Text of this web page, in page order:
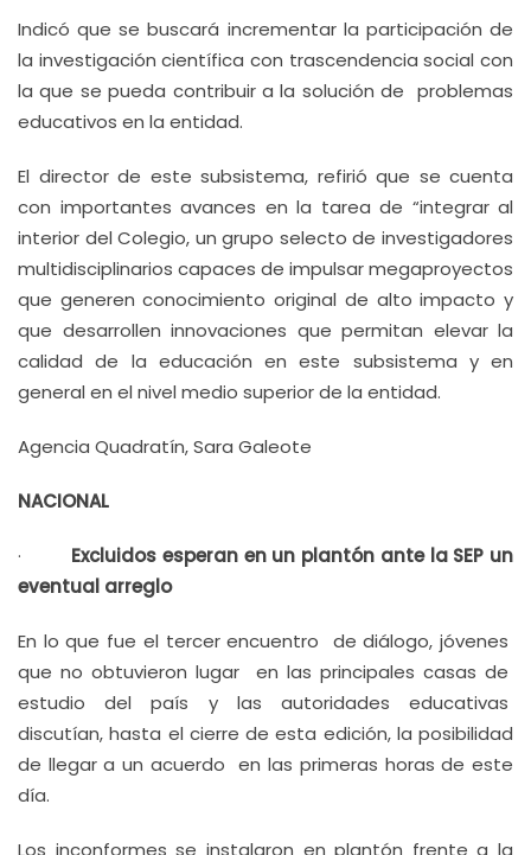
Indicó que se buscará incrementar la participación de
la investigación científica con trascendencia social con
la que se pueda contribuir a la solución de problemas
educativos en la entidad.
El director de este subsistema, refirió que se cuenta
con importantes avances en la tarea de “integrar al
interior del Colegio, un grupo selecto de investigadores
multidisciplinarios capaces de impulsar megaproyectos
que generen conocimiento original de alto impacto y
que desarrollen innovaciones que permitan elevar la
calidad de la educación en este subsistema y en
general en el nivel medio superior de la entidad.
Agencia Quadratín, Sara Galeote
NACIONAL
· Excluidos esperan en un plantón ante la SEP un
eventual arreglo
En lo que fue el tercer encuentro de diálogo, jóvenes
que no obtuvieron lugar en las principales casas de
estudio del país y las autoridades educativas
discutían, hasta el cierre de esta edición, la posibilidad
de llegar a un acuerdo en las primeras horas de este
día.
Los inconformes se instalaron en plantón frente a la